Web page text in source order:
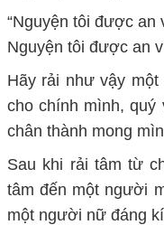
“Nguyện tôi được an
Nguyện tôi được an
Hãy rải như vậy
cho chính mình,
chân thành mong
Sau khi rải tâm từ
tâm đến một người
một người nữ đáng